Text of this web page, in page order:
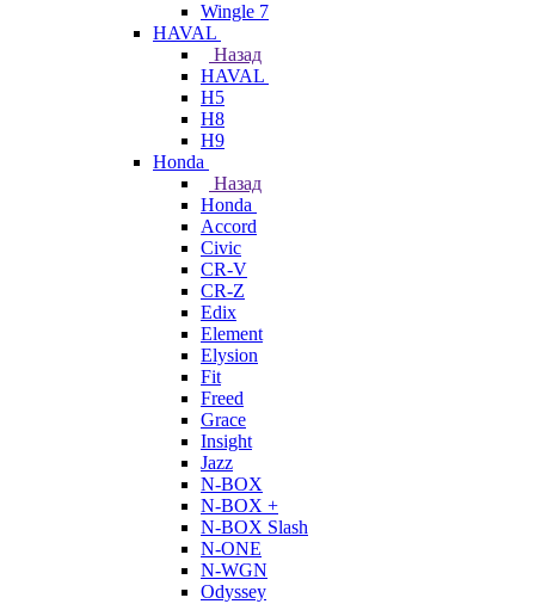
Wingle 7
HAVAL
Назад
HAVAL
H5
H8
H9
Honda
Назад
Honda
Accord
Civic
CR-V
CR-Z
Edix
Element
Elysion
Fit
Freed
Grace
Insight
Jazz
N-BOX
N-BOX +
N-BOX Slash
N-ONE
N-WGN
Odyssey